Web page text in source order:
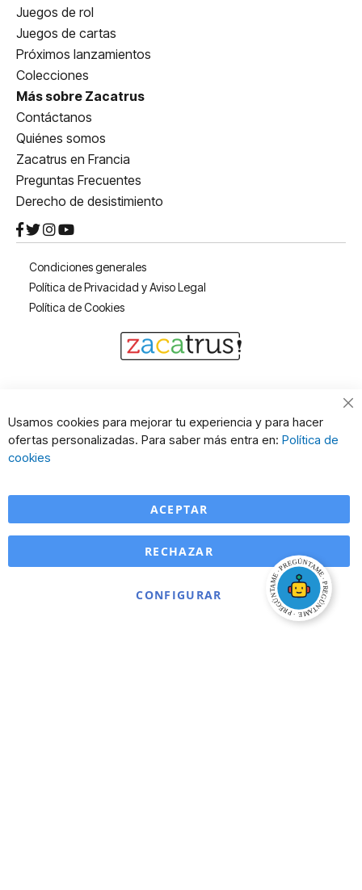
Juegos de rol
Juegos de cartas
Próximos lanzamientos
Colecciones
Más sobre Zacatrus
Contáctanos
Quiénes somos
Zacatrus en Francia
Preguntas Frecuentes
Derecho de desistimiento
Condiciones generales
Política de Privacidad y Aviso Legal
Política de Cookies
Usamos cookies para mejorar tu experiencia y para hacer
ofertas personalizadas. Para saber más entra en: Política de
cookies
ACEPTAR
CONFIGURAR
RECHAZAR